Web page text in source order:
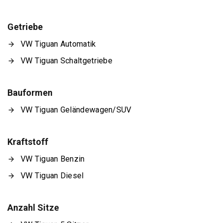
Getriebe
VW Tiguan Automatik
VW Tiguan Schaltgetriebe
Bauformen
VW Tiguan Geländewagen/SUV
Kraftstoff
VW Tiguan Benzin
VW Tiguan Diesel
Anzahl Sitze